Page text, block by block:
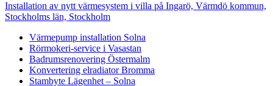
Installation av nytt värmesystem i villa på Ingarö, Värmdö kommun,
Stockholms län, Stockholm
Värmepump installation Solna
Rörmokeri-service i Vasastan
Badrumsrenovering Östermalm
Konvertering elradiator Bromma
Stambyte Lägenhet – Solna